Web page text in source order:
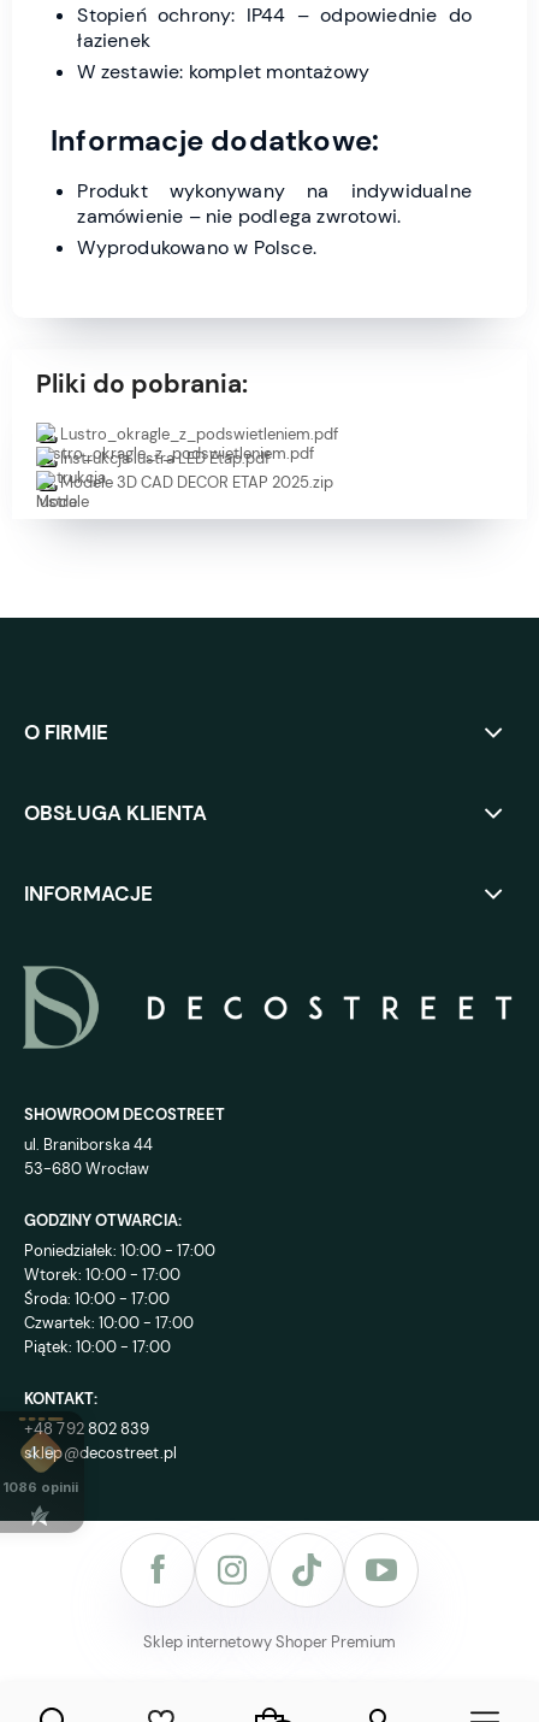
Stopień ochrony: IP44 – odpowiednie do
łazienek
W zestawie: komplet montażowy
Informacje dodatkowe:
Produkt wykonywany na indywidualne
zamówienie – nie podlega zwrotowi.
Wyprodukowano w Polsce.
Pliki do pobrania:
Lustro_okragle_z_podswietleniem.pdf
Instrukcja lustra LED Etap.pdf
Modele 3D CAD DECOR ETAP 2025.zip
O FIRMIE
OBSŁUGA KLIENTA
INFORMACJE
SHOWROOM DECOSTREET
ul. Braniborska 44
53-680 Wrocław
GODZINY OTWARCIA:
Poniedziałek: 10:00 - 17:00
Wtorek: 10:00 - 17:00
Środa: 10:00 - 17:00
Czwartek: 10:00 - 17:00
Piątek: 10:00 - 17:00
KONTAKT:
+48 792 802 839
sklep@decostreet.pl
4.9
1086 opinii
Sklep internetowy Shoper Premium